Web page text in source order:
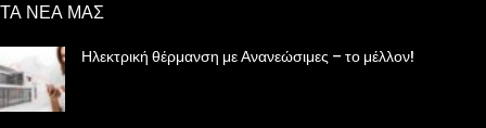
ΤΑ ΝΕΑ ΜΑΣ
Ηλεκτρική θέρμανση με Ανανεώσιμες – το μέλλον!